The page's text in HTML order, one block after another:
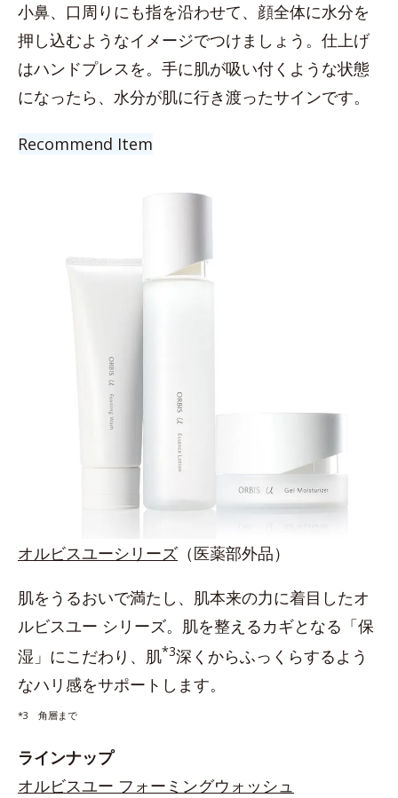
小鼻、口周りにも指を沿わせて、顔全体に水分を
押し込むようなイメージでつけましょう。仕上げ
はハンドプレスを。手に肌が吸い付くような状態
になったら、水分が肌に行き渡ったサインです。
Recommend Item
オルビスユーシリーズ （医薬部外品）
肌をうるおいで満たし、肌本来の力に着目したオ
ルビスユー シリーズ。肌を整えるカギとなる「保
湿」にこだわり、肌*3深くからふっくらするよう
なハリ感をサポートします。
*3 角層まで
ラインナップ
オルビスユー フォーミングウォッシュ